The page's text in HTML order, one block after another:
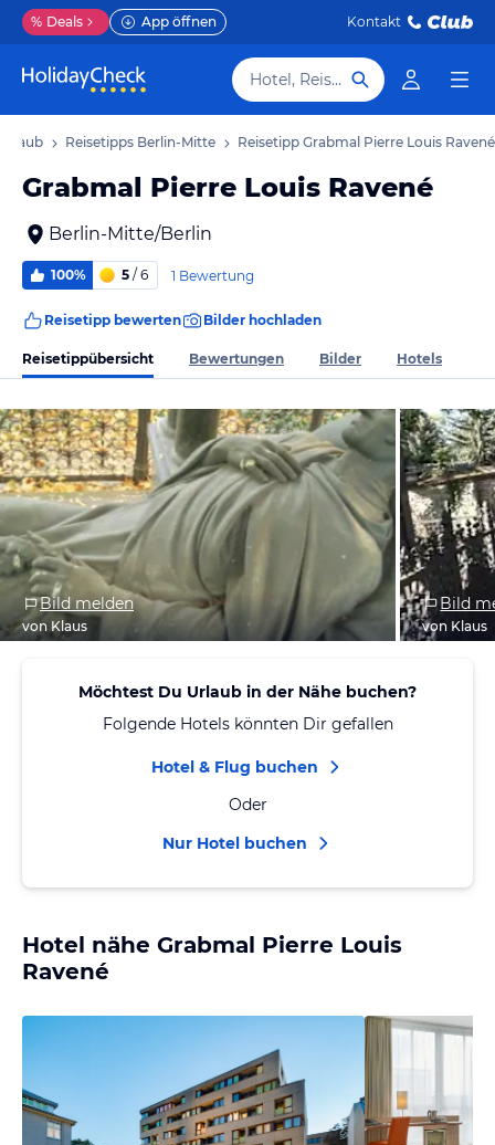
% Deals App öffnen Kontakt
Hotel, Reiseziel
Reisetipps Berlin-Mitte Reisetipp Grabmal Pierre Louis Ravené
Grabmal Pierre Louis Ravené
Berlin-Mitte/Berlin
100% 5 / 6 1 Bewertung
Reisetipp bewerten Bilder hochladen
Reisetippübersicht Bewertungen Bilder Hotels
Bild melden
von Klaus
Bild
von Klaus
Möchtest Du Urlaub in der Nähe buchen?
Folgende Hotels könnten Dir gefallen
Hotel & Flug buchen
Oder
Nur Hotel buchen
Hotel nähe Grabmal Pierre Louis
Ravené